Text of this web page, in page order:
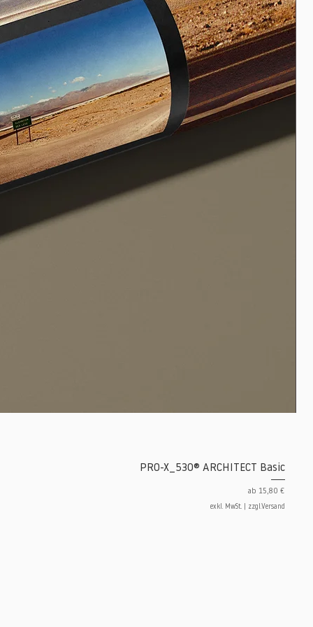
PRO-X_530® ARCHITECT Basic
ab 15,80 €
Sale-Preis
exkl. MwSt. zzgl.Versand